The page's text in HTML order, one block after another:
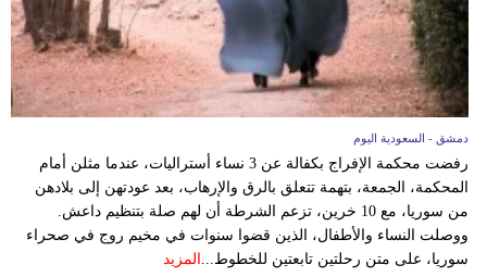
دمشق - السعودية اليوم
رفضت محكمة الإفراج بكفالة عن 3 نساء أستراليات، عندما مثلن أمام
المحكمة، الجمعة، بتهمة تتعلق بالرق والإرهاب، بعد عودتهن إلى بلادهن
من سوريا، مع 10 خرين، تزعم الشرطة أن لهم صلة بتنظيم داعش.
ووصلت النساء والأطفال، الذين قضوا سنوات في مخيم روج في صحراء
سوريا، على متن رحلتين تابعتين للخطوط... المزيد